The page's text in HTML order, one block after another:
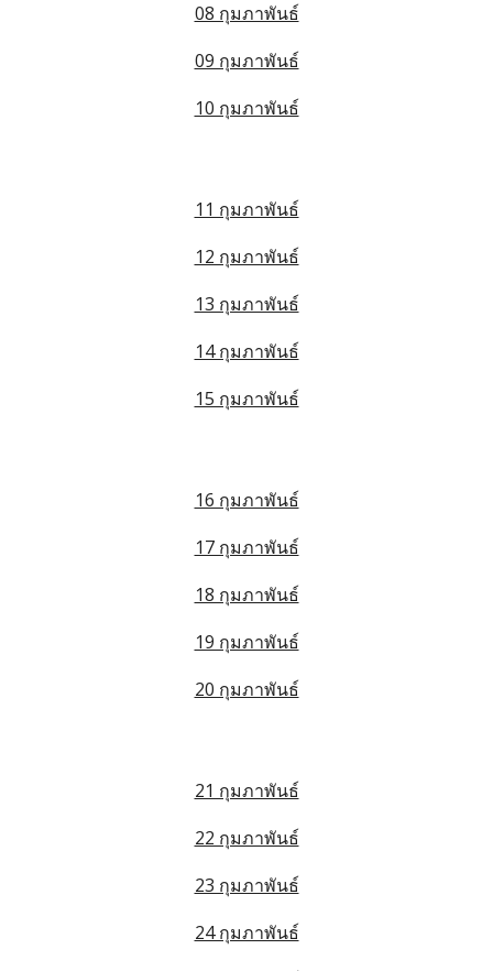
08 กุมภาพันธ์
09 กุมภาพันธ์
10 กุมภาพันธ์
11 กุมภาพันธ์
12 กุมภาพันธ์
13 กุมภาพันธ์
14 กุมภาพันธ์
15 กุมภาพันธ์
16 กุมภาพันธ์
17 กุมภาพันธ์
18 กุมภาพันธ์
19 กุมภาพันธ์
20 กุมภาพันธ์
21 กุมภาพันธ์
22 กุมภาพันธ์
23 กุมภาพันธ์
24 กุมภาพันธ์